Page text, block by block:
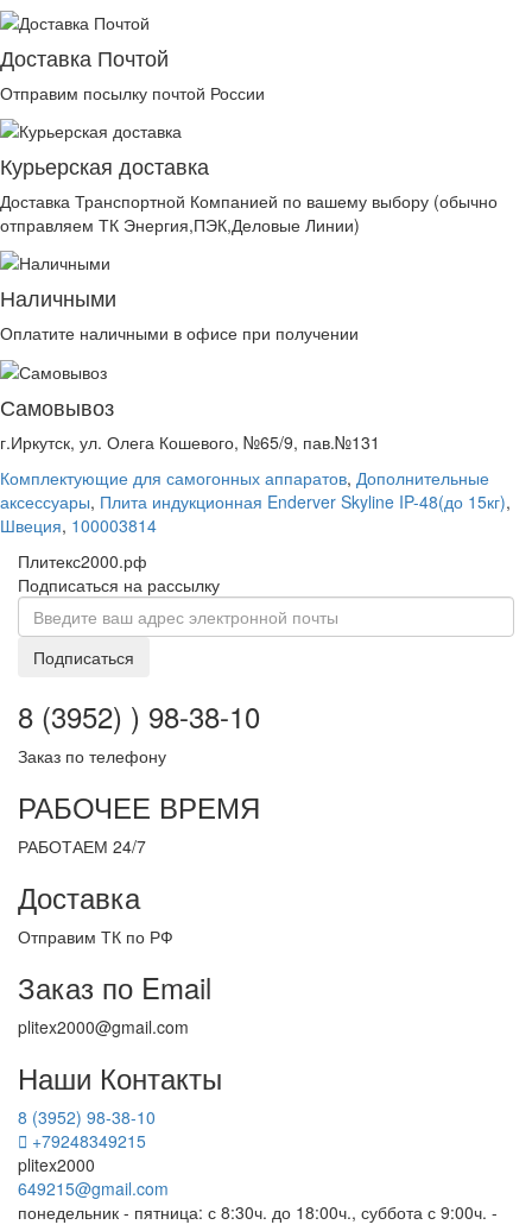
Доставка Почтой
Отправим посылку почтой России
Курьерская доставка
Доставка Транспортной Компанией по вашему выбору (обычно
отправляем ТК Энергия,ПЭК,Деловые Линии)
Наличными
Оплатите наличными в офисе при получении
Самовывоз
г.Иркутск, ул. Олега Кошевого, №65/9, пав.№131
Комплектующие для самогонных аппаратов, Дополнительные
аксессуары, Плита индукционная Enderver Skyline IP-48(до 15кг),
Швеция, 100003814
Плитекс2000.рф
Подписаться на рассылку
Подписаться
8 (3952) ) 98-38-10
Заказ по телефону
РАБОЧЕЕ ВРЕМЯ
РАБОТАЕМ 24/7
Доставка
Отправим ТК по РФ
Заказ по Email
plitex2000@gmail.com
Наши Контакты
8 (3952) 98-38-10
+79248349215
plitex2000
649215@gmail.com
понедельник - пятница: с 8:30ч. до 18:00ч., суббота с 9:00ч. -